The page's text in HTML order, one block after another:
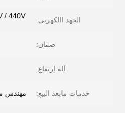
الجهد االكهربى:
ضمان:
آلة إرتفاع:
خدمات مابعد البيع: مهندس